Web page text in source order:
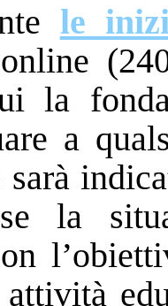
le
la
a
sarà
la